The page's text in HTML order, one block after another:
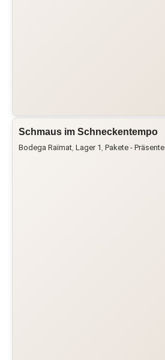
Schmaus im Schneckentempo
Bodega Raïmat, Lager 1 , Pakete - Präsente